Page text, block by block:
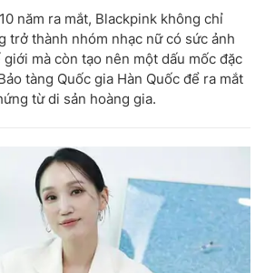
năm ra mắt, Blackpink không chỉ
trở thành nhóm nhạc nữ có sức ảnh
mà còn tạo nên một dấu mốc đặc
tàng Quốc gia Hàn Quốc để ra mắt
từ di sản hoàng gia.